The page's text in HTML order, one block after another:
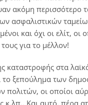
ακόμη περισσότερο
ασφαλιστικών
και όχι οι ελίτ,
για το μέλλον!
καταστροφής στα
ξεπούλημα των
πολιτών, οι οποίοι
κ.λπ.. Και αυτό,